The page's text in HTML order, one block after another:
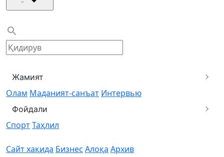
Жамият
Олам Маданият-санъат Интервью
Фойдали
СпортТаҳлил
Сайт хақида Бизнес Алоқа Архив